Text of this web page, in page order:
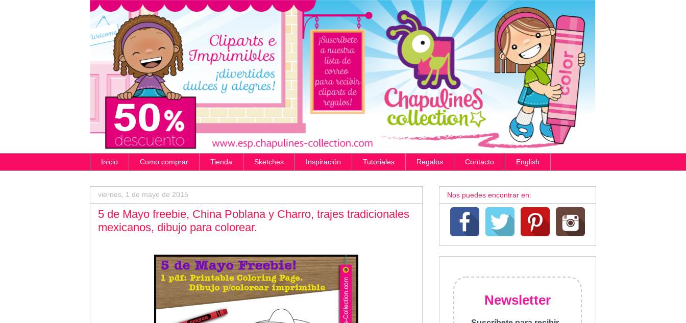
Inicio Como comprar Tienda Sketches Inspiración Tutoriales Regalos Contacto English
viernes, 1 de mayo de 2015
5 de Mayo freebie, China Poblana y Charro, trajes tradicionales
mexicanos, dibujo para colorear.
Nos puedes encontrar en:
Newsletter